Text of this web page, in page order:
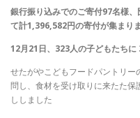
活動報告
銀行振り込みでのご寄付97名様、
て計1,396,582円の寄付が集まりま
12月21日、323人の子どもたちに
せたがやこどもフードパントリ
問し、食材を受け取りに来たた
ししました